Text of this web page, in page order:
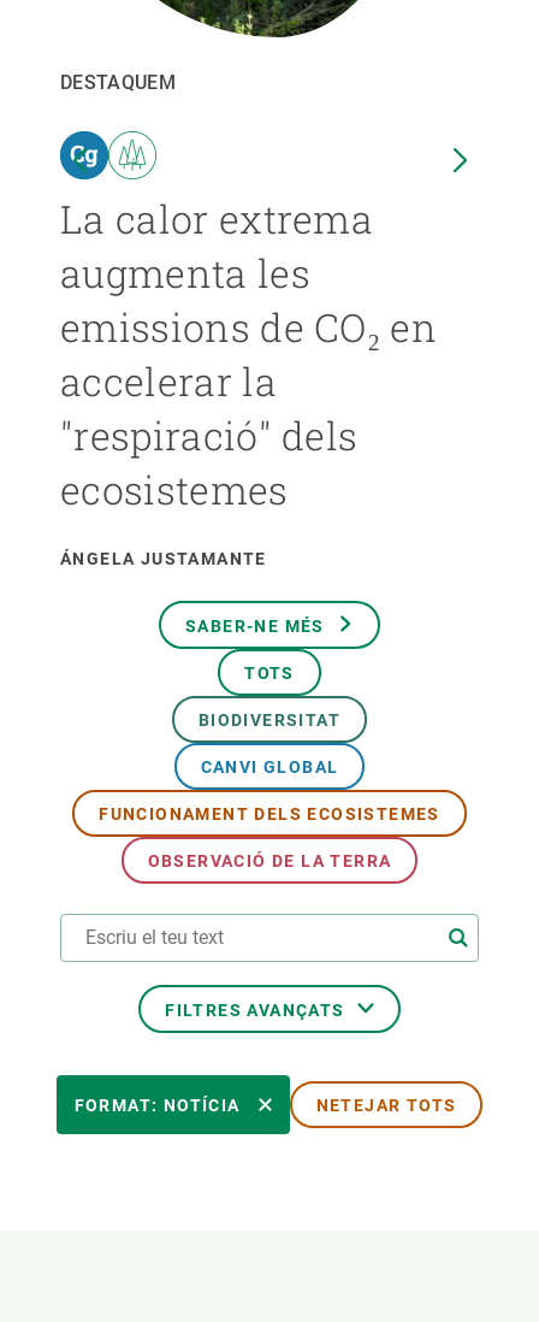
DESTAQUEM
La calor extrema
augmenta les
emissions de CO₂ en
accelerar la
"respiració" dels
ecosistemes
ÁNGELA JUSTAMANTE
SABER-NE MÉS
TOTS
BIODIVERSITAT
CANVI GLOBAL
FUNCIONAMENT DELS ECOSISTEMES
OBSERVACIÓ DE LA TERRA
FILTRES AVANÇATS
FORMAT: NOTÍCIA NETEJAR TOTS